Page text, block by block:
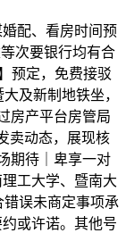
配、看房时间预
次要银行均有合
预定，免费接驳
及新制地铁坐，
房产平台房管局
卖动态，展现核
期待｜卑享一对
工大学、暨南大
误未商定事项承
或许诺。其他号